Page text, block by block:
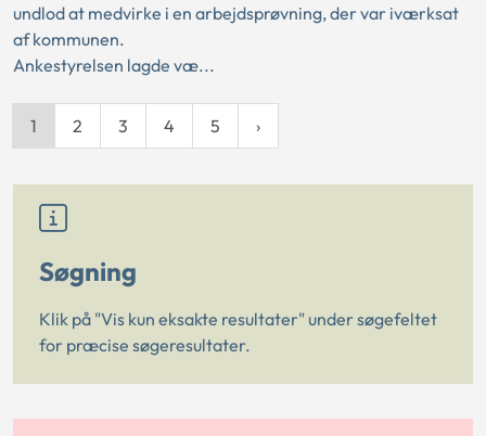
undlod at medvirke i en arbejdsprøvning, der var iværksat
af kommunen.
Ankestyrelsen lagde væ...
1 2 3 4 5
Søgning
Klik på "Vis kun eksakte resultater" under søgefeltet
for præcise søgeresultater.